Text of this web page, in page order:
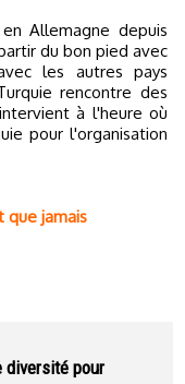
Allemagne depuis
du bon pied avec
les autres pays
rencontre des
à l'heure où
pour l'organisation
que jamais
diversité pour